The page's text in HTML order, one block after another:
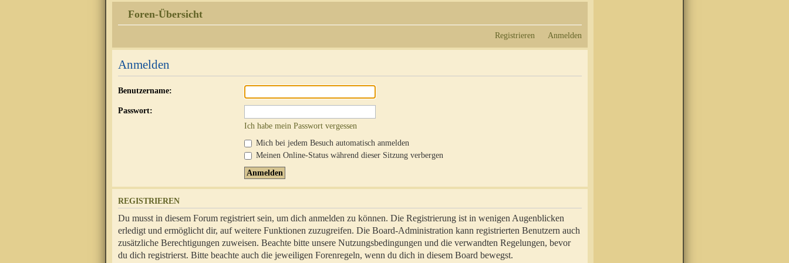
Foren-Übersicht
Registrieren Anmelden
Anmelden
Benutzername:
Passwort:
Ich habe mein Passwort vergessen
Mich bei jedem Besuch automatisch anmelden
Meinen Online-Status während dieser Sitzung verbergen
REGISTRIEREN
Du musst in diesem Forum registriert sein, um dich anmelden zu können. Die Registrierung ist in wenigen Augenblicken
erledigt und ermöglicht dir, auf weitere Funktionen zuzugreifen. Die Board-Administration kann registrierten Benutzern auch
zusätzliche Berechtigungen zuweisen. Beachte bitte unsere Nutzungsbedingungen und die verwandten Regelungen, bevor
du dich registrierst. Bitte beachte auch die jeweiligen Forenregeln, wenn du dich in diesem Board bewegst.